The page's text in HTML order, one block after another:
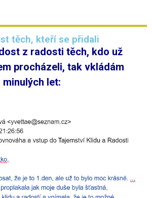
těch, kteří se přidali
z radosti těch, kdo už
procházeli, tak vkládám
let: